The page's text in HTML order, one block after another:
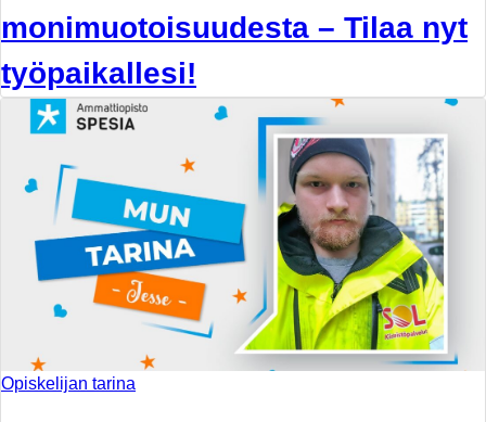
monimuotoisuudesta – Tilaa nyt
työpaikallesi!
Opiskelijan tarina